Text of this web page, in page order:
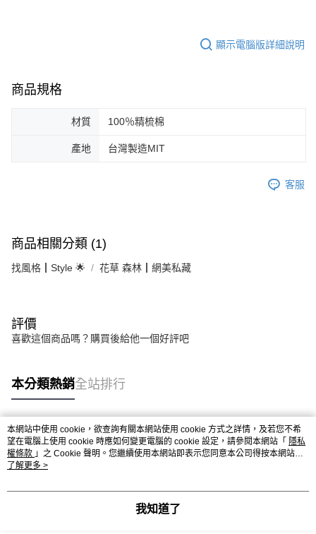
顯示電腦版詳細說明
商品規格
材質 100％精梳棉
產地 台灣製造MIT
客服
商品相關分類 (1)
找風格┃Style 🌟 花草 森林┃網美私藏
評價
喜歡這個商品嗎？購買後給他一個好評吧
本分類熱銷全站排行
熱門標籤
本網站中使用 cookie，欲查詢有關本網站使用 cookie 方式之詳情，及若您不希
望在電腦上使用 cookie 時應如何變更電腦的 cookie 設定，請參閱本網站「 隱私
權條款 」之 Cookie 聲明。您繼續使用本網站即表示您同意本公司得按本網站使
用條款之 Cookie 聲明使用 cookie。
了解更多 >
我知道了